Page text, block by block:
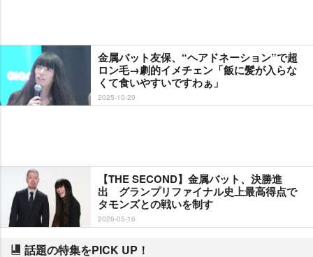
金属バット友保、“ヘアドネーション”で超
ロン毛→劇的イメチェン「飯に髪が入らな
くて食いやすいですわぁ」
2025-10-20
【THE SECOND】金属バット、決勝進
出 グランプリファイナル史上最高得点で
タモンズとの戦いを制す
2026-05-16
話題の特集をPICK UP！